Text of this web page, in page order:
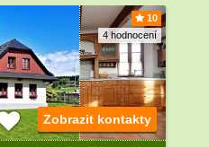
10
4 hodnocení
Zobrazit kontakty